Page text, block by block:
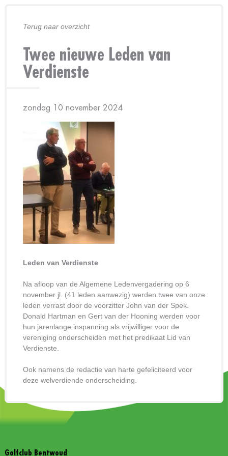
Terug naar overzicht
Twee nieuwe Leden van
Verdienste
zondag 10 november 2024
Leden van Verdienste
Na afloop van de Algemene Ledenvergadering op 6
november jl. (41 leden aanwezig) werden twee van onze
leden verrast door de voorzitter John van der Spek.
Donald Hartman en Gert van der Hooning werden voor
hun jarenlange inspanning als vrijwilliger voor de
vereniging onderscheiden met het predikaat Lid van
Verdienste.
Ook namens de redactie van harte gefeliciteerd voor
deze welverdiende onderscheiding.
Golfclub Bentwoud